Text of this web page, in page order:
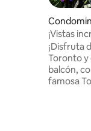
oronto
¡Vistas
corazón
¡Disfruta
Toronto y
balcón,
famosa